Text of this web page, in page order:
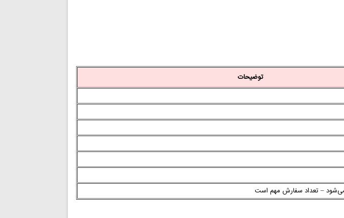
توضیحات
– تعداد سفارش مهم است